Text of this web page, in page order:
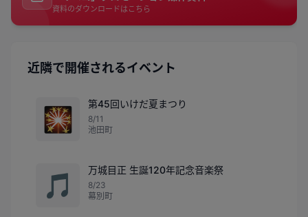
資料のダウンロードはこちら
近隣で開催されるイベント
🎇
第45回いけだ夏まつり
8/11
池田町
🎵
万城目正 生誕120年記念音楽祭
8/23
幕別町